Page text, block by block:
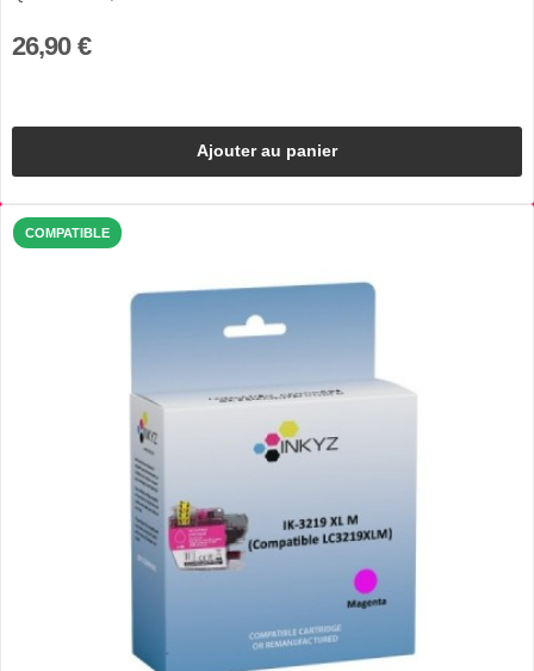
26,90 €
Ajouter au panier
COMPATIBLE